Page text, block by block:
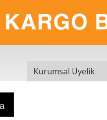
Kurumsal Üyelik